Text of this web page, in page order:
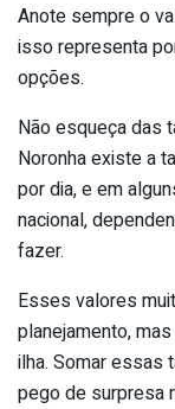
Anote sempre o
isso representa
opções.
Não esqueça das
Noronha existe a
por dia, e em
nacional,
fazer.
Esses valores
planejamento,
ilha. Somar essas
pego de surpresa